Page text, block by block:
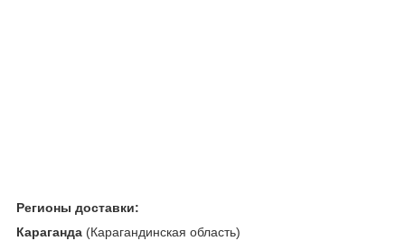
Регионы доставки:
Караганда (Карагандинская область)